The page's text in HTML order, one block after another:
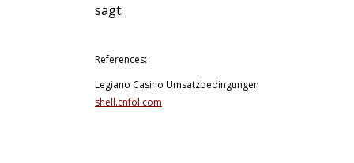
sagt:
References:
Legiano Casino Umsatzbedingungen
shell.cnfol.com